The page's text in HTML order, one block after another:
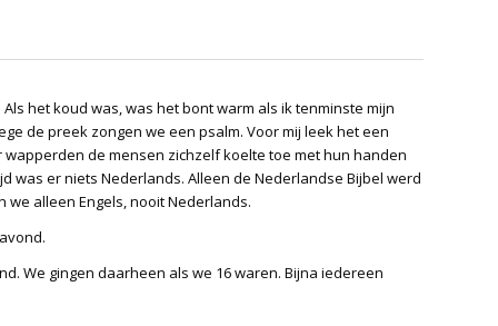
het koud was, was het bont warm als ik tenminste mijn
de preek zongen we een psalm. Voor mij leek het een
de mensen zichzelf koelte toe met hun handen
was er niets Nederlands. Alleen de Nederlandse Bijbel werd
alleen Engels, nooit Nederlands.
We gingen daarheen als we 16 waren. Bijna iedereen